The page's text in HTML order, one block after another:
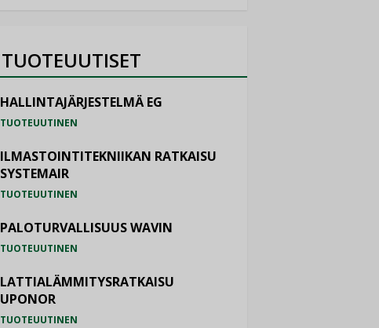
TUOTEUUTISET
HALLINTAJÄRJESTELMÄ EG
TUOTEUUTINEN
ILMASTOINTITEKNIIKAN RATKAISU
SYSTEMAIR
TUOTEUUTINEN
PALOTURVALLISUUS WAVIN
TUOTEUUTINEN
LATTIALÄMMITYSRATKAISU
UPONOR
TUOTEUUTINEN